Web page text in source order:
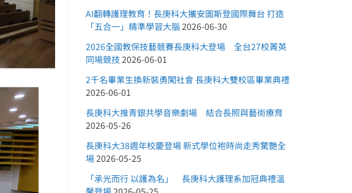
AI翻轉護理教育！長庚科大攜安圖斯登國際舞台 打造
「五合一」精準學習大腦 2026-06-30
2026全國教保技藝競賽長庚科大登場 全台27校菁英
同場競技 2026-06-01
2千名畢業生換新裝勇闖社會 長庚科大雙校區畢業典禮
2026-06-01
長庚科大推青銀共學音樂劇場 結合長照與藝術療育
2026-05-26
長庚科大38週年校慶登場 新式學位袍時尚走秀驚艷全
場2026-05-25
「承光而行 以護為名」 長庚科大護理系加冠典禮溫